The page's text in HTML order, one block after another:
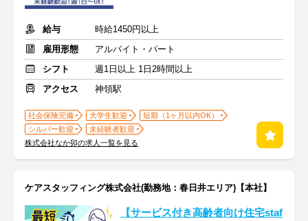
給与
時給1450円以上
雇用形態
アルバイト・パート
シフト
週1日以上 1日2時間以上
アクセス
神領駅
社会保険完備 大学生歓迎
短期（1ヶ月以内OK）
シルバー歓迎
未経験者歓迎
株式会社なか卯の求人一覧を見る
ケアスタッフィング株式会社(勤務地：春日井エリア)【本社】
【サービス付き高齢者向け住宅staf